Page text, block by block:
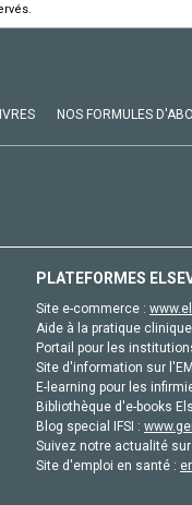
NOS FORMULES
PLATEFORMES
Site e-commerce :
Aide à la pratique
Portail pour les
Site d'information sur
E-learning pour les
Bibliothèque d'e-books
Blog special IFSI :
Suivez notre actualité
Site d'emploi en santé :